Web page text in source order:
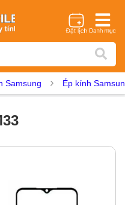
Xiaomi Realme Vivo
Google Pixel
Thay main Unlock - Mở Khoá
Samsung Ép kính